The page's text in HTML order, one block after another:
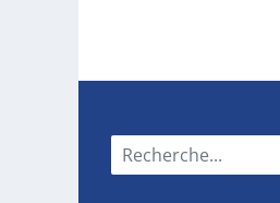
Menu principal